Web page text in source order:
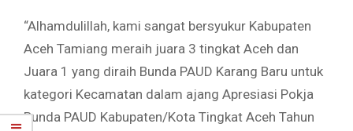
​“Alhamdulillah, kami sangat bersyukur Kabupaten
Aceh Tamiang meraih juara 3 tingkat Aceh dan
Juara 1 yang diraih Bunda PAUD Karang Baru untuk
kategori Kecamatan dalam ajang Apresiasi Pokja
Bunda PAUD Kabupaten/Kota Tingkat Aceh Tahun